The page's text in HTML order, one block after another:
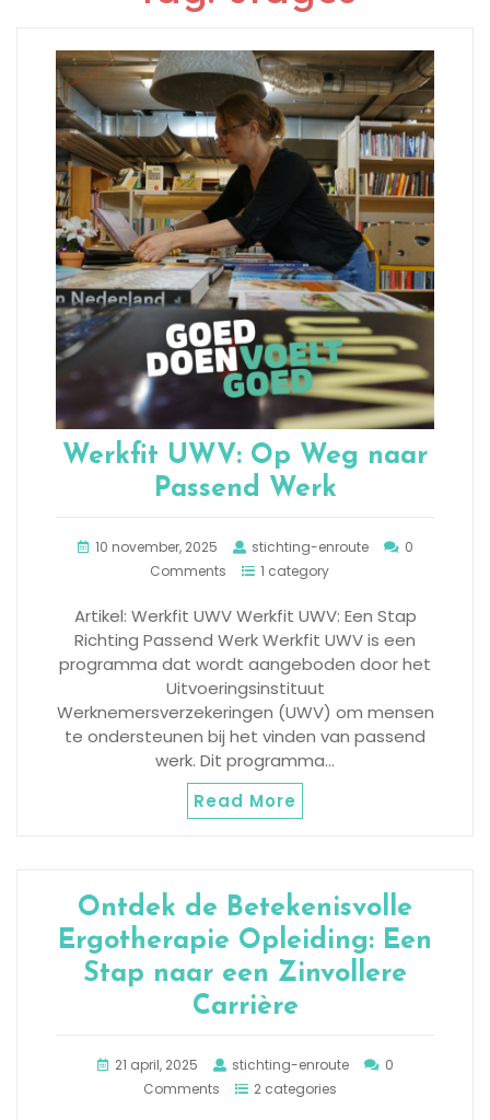
Werkfit UWV: Op Weg naar
Passend Werk
10 november, 2025 stichting-enroute
0
Comments
1 category
Artikel: Werkfit UWV Werkfit UWV: Een Stap
Richting Passend Werk Werkfit UWV is een
programma dat wordt aangeboden door het
Uitvoeringsinstituut
Werknemersverzekeringen (UWV) om mensen
te ondersteunen bij het vinden van passend
werk. Dit programma…
Read More
Ontdek de Betekenisvolle
Ergotherapie Opleiding: Een
Stap naar een Zinvollere
Carrière
21 april, 2025 stichting-enroute
0
Comments
2 categories